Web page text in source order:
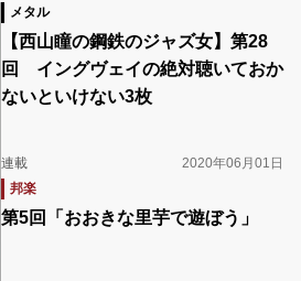
メタル
【西山瞳の鋼鉄のジャズ女】第28
回 イングヴェイの絶対聴いておか
ないといけない3枚
連載
2020年06月01日
邦楽
第5回「おおきな里芋で遊ぼう」